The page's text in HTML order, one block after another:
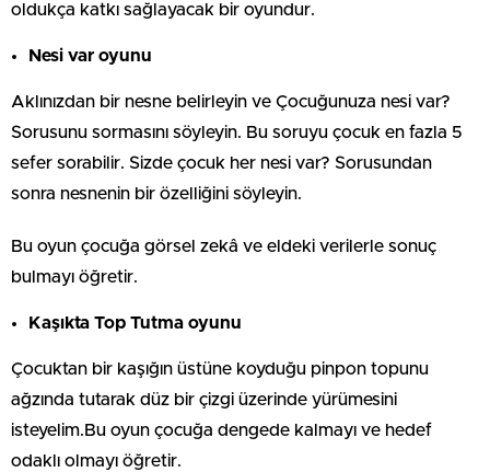
oldukça katkı sağlayacak bir oyundur.
Nesi var oyunu
Aklınızdan bir nesne belirleyin ve Çocuğunuza nesi var?
Sorusunu sormasını söyleyin. Bu soruyu çocuk en fazla 5
sefer sorabilir. Sizde çocuk her nesi var? Sorusundan
sonra nesnenin bir özelliğini söyleyin.
Bu oyun çocuğa görsel zekâ ve eldeki verilerle sonuç
bulmayı öğretir.
Kaşıkta Top Tutma oyunu
Çocuktan bir kaşığın üstüne koyduğu pinpon topunu
ağzında tutarak düz bir çizgi üzerinde yürümesini
isteyelim.Bu oyun çocuğa dengede kalmayı ve hedef
odaklı olmayı öğretir.